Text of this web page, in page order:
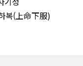
복(上命下服)